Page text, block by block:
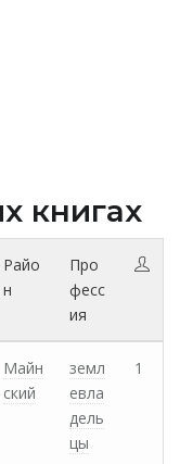
книгах
Райо
н
Про
фесс
ия
Майн
ский
земл
евла
дель
цы
1